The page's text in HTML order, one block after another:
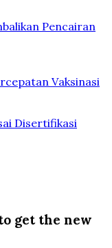
Pencairan
Vaksinasi
Disertifikasi
get the new